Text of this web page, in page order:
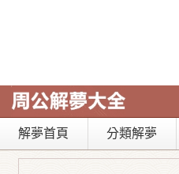
解夢首頁 分類解夢